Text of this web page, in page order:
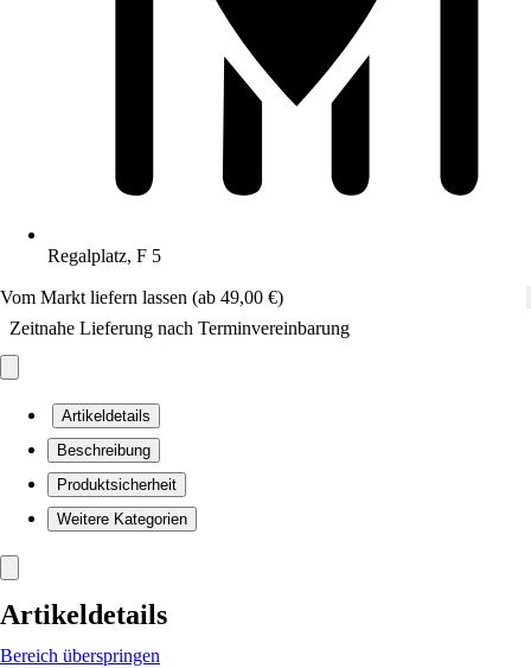
Regalplatz, F 5
Vom Markt liefern lassen (ab 49,00 €)
Zeitnahe Lieferung nach Terminvereinbarung
Artikeldetails
Beschreibung
Produktsicherheit
Weitere Kategorien
Artikeldetails
Bereich überspringen